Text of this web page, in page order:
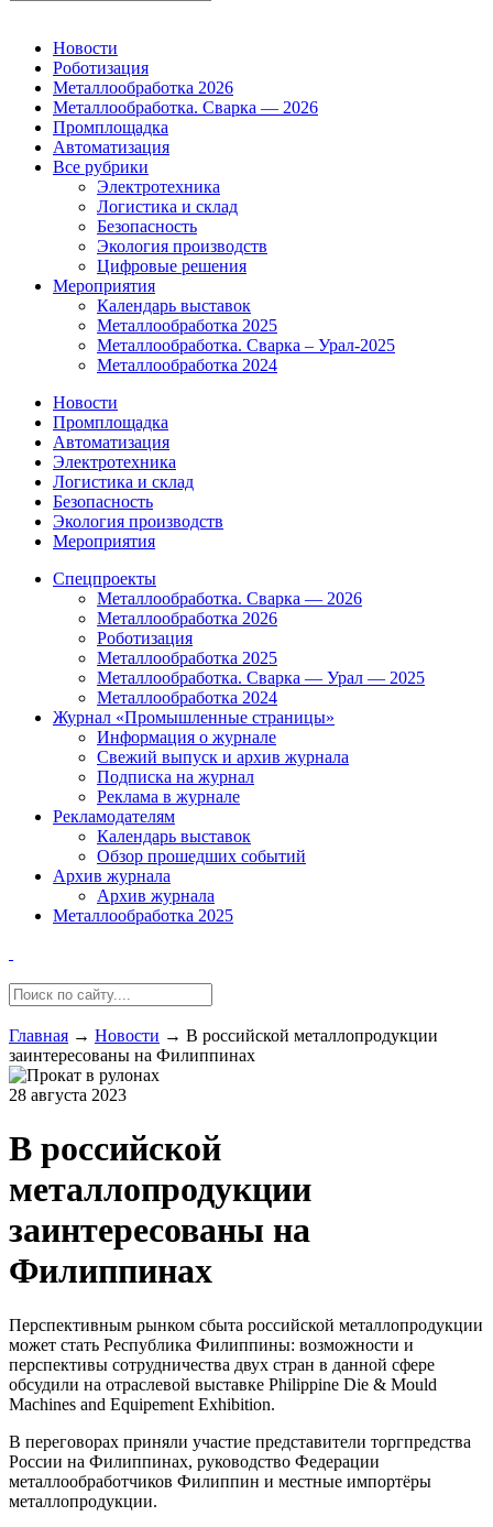
Новости
Роботизация
Металлообработка 2026
Металлообработка. Сварка — 2026
Промплощадка
Автоматизация
Все рубрики
Электротехника
Логистика и склад
Безопасность
Экология производств
Цифровые решения
Мероприятия
Календарь выставок
Металлообработка 2025
Металлообработка. Сварка – Урал-2025
Металлообработка 2024
Новости
Промплощадка
Автоматизация
Электротехника
Логистика и склад
Безопасность
Экология производств
Мероприятия
Спецпроекты
Металлообработка. Сварка — 2026
Металлообработка 2026
Роботизация
Металлообработка 2025
Металлообработка. Сварка — Урал — 2025
Металлообработка 2024
Журнал «Промышленные страницы»
Информация о журнале
Свежий выпуск и архив журнала
Подписка на журнал
Реклама в журнале
Рекламодателям
Календарь выставок
Обзор прошедших событий
Архив журнала
Архив журнала
Металлообработка 2025
Главная → Новости → В российской металлопродукции
заинтересованы на Филиппинах
28 августа 2023
В российской
металлопродукции
заинтересованы на
Филиппинах
Перспективным рынком сбыта российской металлопродукции
может стать Республика Филиппины: возможности и
перспективы сотрудничества двух стран в данной сфере
обсудили на отраслевой выставке Philippine Die & Mould
Machines and Equipement Exhibition.
В переговорах приняли участие представители торгпредства
России на Филиппинах, руководство Федерации
металлообработчиков Филиппин и местные импортёры
металлопродукции.